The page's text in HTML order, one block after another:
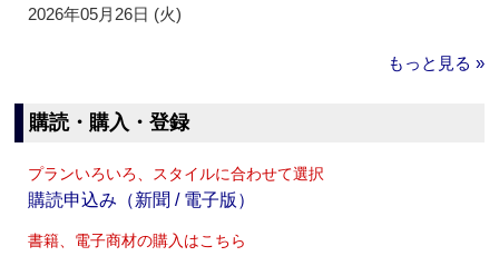
2026年05月26日 (火)
もっと見る »
購読・購入・登録
プランいろいろ、スタイルに合わせて選択
購読申込み（新聞 / 電子版）
書籍、電子商材の購入はこちら